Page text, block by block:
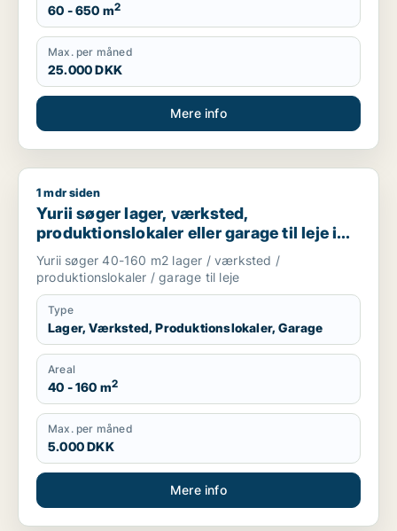
60 - 650 m2
Max. per måned
25.000 DKK
Mere info
Yurii søger lager, værksted, produktionslokaler eller garage
1 mdr siden
Yurii søger lager, værksted,
produktionslokaler eller garage til leje i
Region Sjælland
Yurii søger 40-160 m2 lager / værksted /
produktionslokaler / garage til leje
Type
Lager, Værksted, Produktionslokaler, Garage
Areal
40 - 160 m2
Max. per måned
5.000 DKK
Mere info